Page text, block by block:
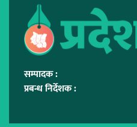
सम्पादक :
प्रबन्ध निर्देशक :